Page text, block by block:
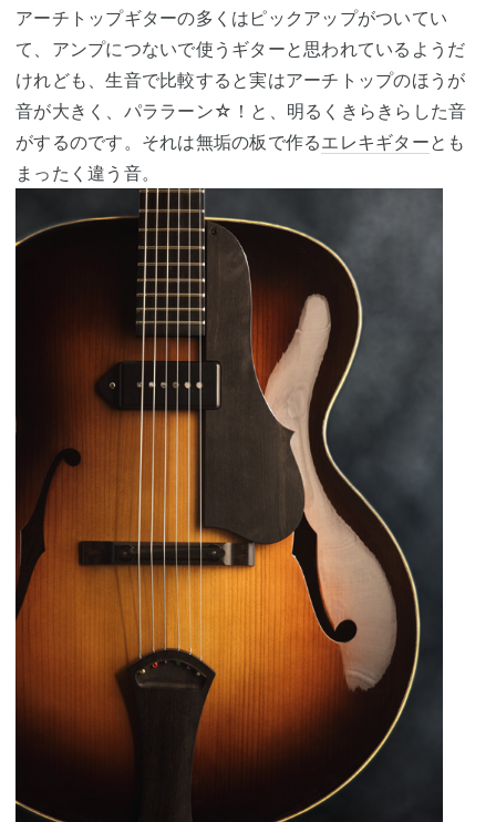
アーチトップギターの多くはピックアップがついてい
て、アンプにつないで使うギターと思われているようだ
けれども、生音で比較すると実はアーチトップのほうが
音が大きく、パララーン☆！と、明るくきらきらした音
がするのです。それは無垢の板で作るエレキギターとも
まったく違う音。